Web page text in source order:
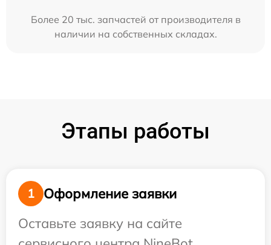
Более 20 тыс. запчастей от производителя в
наличии на собственных складах.
Этапы работы
1
Оформление заявки
Оставьте заявку на сайте